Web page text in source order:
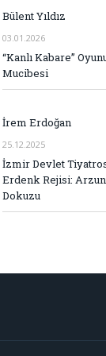
Bülent Yıldız
03.01.2026
“Kanlı Kabare”
Mucibesi
İrem Erdoğan
25.12.2025
İzmir Devlet
Erdenk Rejisi:
Dokuzu